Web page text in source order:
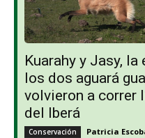
Kuarahy y Jasy,
los dos aguará
volvieron a correr
del Iberá
Conservación Patricia